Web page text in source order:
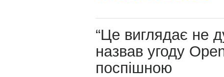
“Це виглядає не
назвав угоду
поспішною